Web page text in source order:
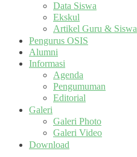
Data Siswa
Ekskul
Artikel Guru & Siswa
Pengurus OSIS
Alumni
Informasi
Agenda
Pengumuman
Editorial
Galeri
Galeri Photo
Galeri Video
Download